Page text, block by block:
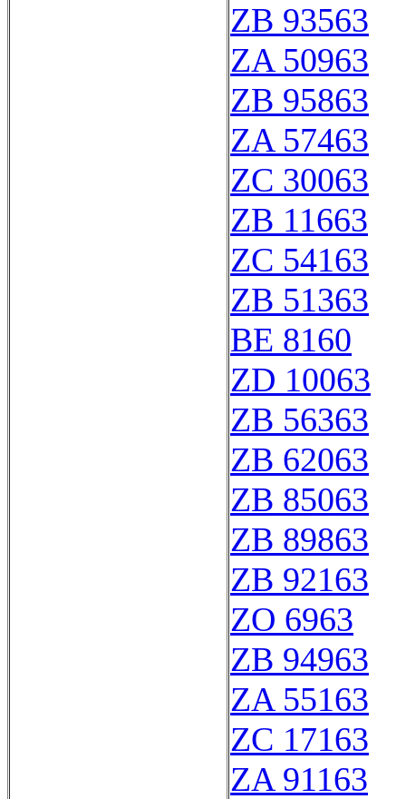
ZB 93563
ZA 50963
ZB 95863
ZA 57463
ZC 30063
ZB 11663
ZC 54163
ZB 51363
BE 8160
ZD 10063
ZB 56363
ZB 62063
ZB 85063
ZB 89863
ZB 92163
ZO 6963
ZB 94963
ZA 55163
ZC 17163
ZA 91163